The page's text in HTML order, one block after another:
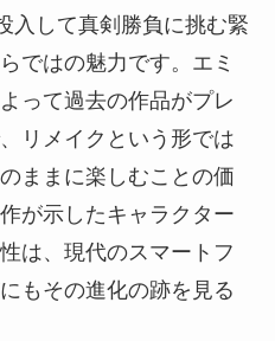
入して真剣勝負に挑む緊
ではの魅力です。エミ
って過去の作品がプレ
リメイクという形では
ままに楽しむことの価
が示したキャラクター
は、現代のスマートフ
もその進化の跡を見る